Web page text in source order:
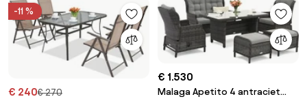
-11 %
€ 240€ 270
€ 1.530
Malaga Apetito 4 antraciet